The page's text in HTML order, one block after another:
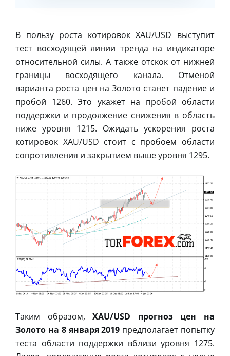
В пользу роста котировок XAU/USD выступит
тест восходящей линии тренда на индикаторе
относительной силы. А также отскок от нижней
границы восходящего канала. Отменой
варианта роста цен на Золото станет падение и
пробой 1260. Это укажет на пробой области
поддержки и продолжение снижения в область
ниже уровня 1215. Ожидать ускорения роста
котировок XAU/USD стоит с пробоем области
сопротивления и закрытием выше уровня 1295.
Таким образом,XAU/USD прогноз цен на
Золото на 8 января 2019 предполагает попытку
теста области поддержки вблизи уровня 1275.